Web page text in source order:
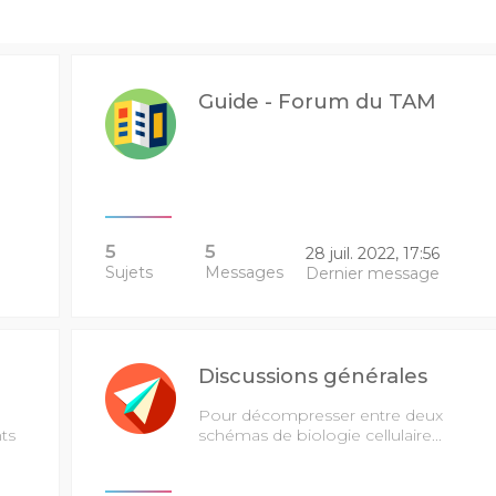
Guide - Forum du TAM
5
Sujets
5
Messages
28 juil. 2022, 17:56
Dernier message
Discussions générales
Pour décompresser entre deux
schémas de biologie cellulaire...